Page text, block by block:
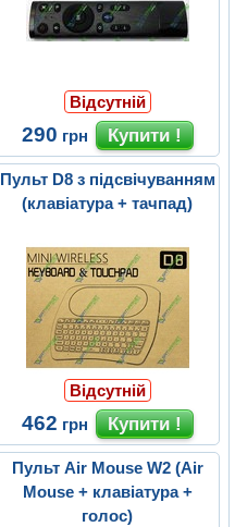
Відсутній
290 грн
Пульт D8 з підсвічуванням
(клавіатура + тачпад)
Відсутній
462 грн
Пульт Air Mouse W2 (Air
Mouse + клавіатура +
голос)